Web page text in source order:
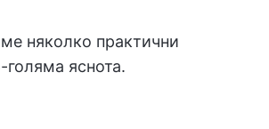
няколко практични
яснота.